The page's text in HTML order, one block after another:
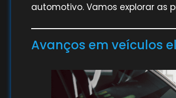
automotivo. Vamos explorar as
Avanços em veículos